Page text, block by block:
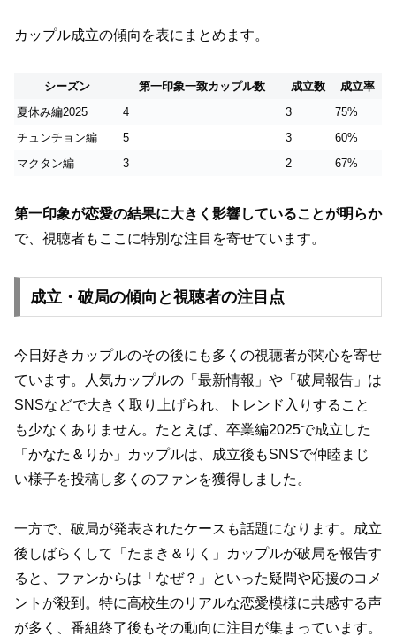
カップル成立の傾向を表にまとめます。
シーズン 第一印象一致カップル数 成立数
成立率
夏休み編2025
4 3
75%
チュンチョン編
5 3
60%
マクタン編
3 2 67%
第一印象が恋愛の結果に大きく影響していることが明らか
で、視聴者もここに特別な注目を寄せています。
成立・破局の傾向と視聴者の注目点
今日好きカップルのその後にも多くの視聴者が関心を寄せ
ています。人気カップルの「最新情報」や「破局報告」は
SNSなどで大きく取り上げられ、トレンド入りすること
も少なくありません。たとえば、卒業編2025で成立した
「かなた＆りか」カップルは、成立後もSNSで仲睦まじ
い様子を投稿し多くのファンを獲得しました。
一方で、破局が発表されたケースも話題になります。成立
後しばらくして「たまき＆りく」カップルが破局を報告す
ると、ファンからは「なぜ？」といった疑問や応援のコメ
ントが殺到。特に高校生のリアルな恋愛模様に共感する声
が多く、番組終了後もその動向に注目が集まっています。